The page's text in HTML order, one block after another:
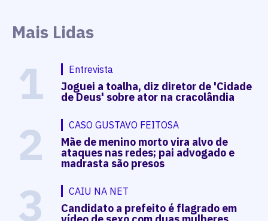
Mais Lidas
1 Entrevista
Joguei a toalha, diz diretor de 'Cidade
de Deus' sobre ator na cracolândia
2 CASO GUSTAVO FEITOSA
Mãe de menino morto vira alvo de
ataques nas redes; pai advogado e
madrasta são presos
3 CAIU NA NET
Candidato a prefeito é flagrado em